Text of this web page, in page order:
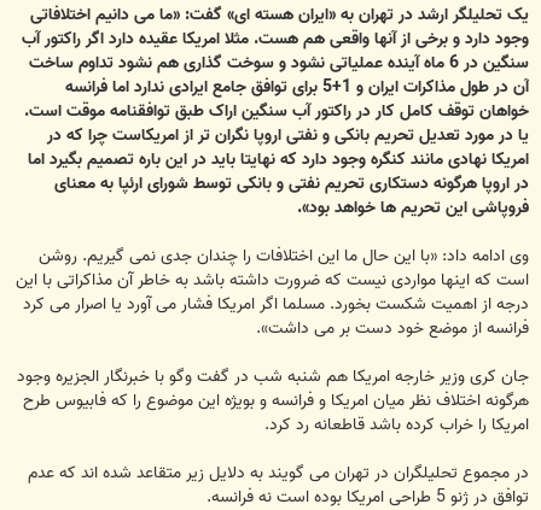
یک تحلیلگر ارشد در تهران به «ایران هسته ای» گفت: «ما می دانیم اختلافاتی
وجود دارد و برخی از آنها واقعی هم هست. مثلا امریکا عقیده دارد اگر راکتور آب
سنگین در 6 ماه آینده عملیاتی نشود و سوخت گذاری هم نشود تداوم ساخت
آن در طول مذاکرات ایران و 1+5 برای توافق جامع ایرادی ندارد اما فرانسه
خواهان توقف کامل کار در راکتور آب سنگین اراک طبق توافقنامه موقت است.
یا در مورد تعدیل تحریم بانکی و نفتی اروپا نگران تر از امریکاست چرا که در
امریکا نهادی مانند کنگره وجود دارد که نهایتا باید در این باره تصمیم بگیرد اما
در اروپا هرگونه دستکاری تحریم نفتی و بانکی توسط شورای ارئپا به معنای
فروپاشی این تحریم ها خواهد بود».
وی ادامه داد: «با این حال ما این اختلافات را چندان جدی نمی گیریم. روشن
است که اینها مواردی نیست که ضرورت داشته باشد به خاطر آن مذاکراتی با این
درجه از اهمیت شکست بخورد. مسلما اگر امریکا فشار می آورد یا اصرار می کرد
فرانسه از موضع خود دست بر می داشت».
جان کری وزیر خارجه امریکا هم شنبه شب در گفت وگو با خبرنگار الجزیره وجود
هرگونه اختلاف نظر میان امریکا و فرانسه و بویژه این موضوع را که فابیوس طرح
امریکا را خراب کرده باشد قاطعانه رد کرد.
در مجموع تحلیلگران در تهران می گویند به دلایل زیر متقاعد شده اند که عدم
توافق در ژنو 5 طراحی امریکا بوده است نه فرانسه.